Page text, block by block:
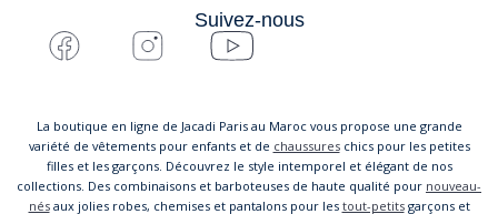
Suivez-nous
La boutique en ligne de Jacadi Paris au Maroc vous propose une grande
variété de vêtements pour enfants et de chaussureschics pour les petites
filles et les garçons. Découvrez le style intemporel et élégant de nos
collections. Des combinaisons et barboteuses de haute qualité pour nouveau-
nésaux jolies robes, chemises et pantalons pour les tout-petitsgarçons et